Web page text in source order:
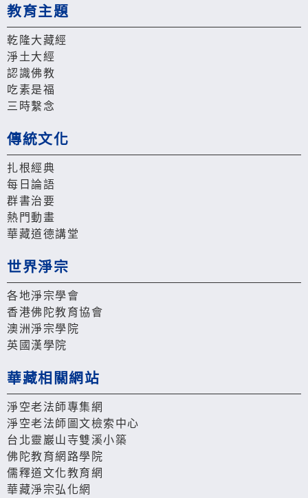
教育主題
乾隆大藏經
淨土大經
認識佛教
吃素是福
三時繫念
傳統文化
扎根經典
每日論語
群書治要
熱門動畫
華藏道德講堂
世界淨宗
各地淨宗學會
香港佛陀教育協會
澳洲淨宗學院
英國漢學院
華藏相關網站
淨空老法師專集網
淨空老法師圖文檢索中心
台北靈巖山寺雙溪小築
佛陀教育網路學院
儒釋道文化教育網
華藏淨宗弘化網